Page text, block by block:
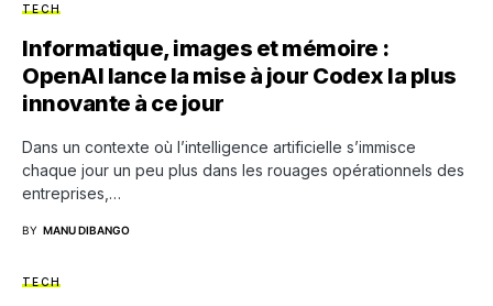
TECH
Informatique, images et mémoire :
OpenAI lance la mise à jour Codex la plus
innovante à ce jour
Dans un contexte où l’intelligence artificielle s’immisce
chaque jour un peu plus dans les rouages opérationnels des
entreprises,…
BY MANU DIBANGO
TECH